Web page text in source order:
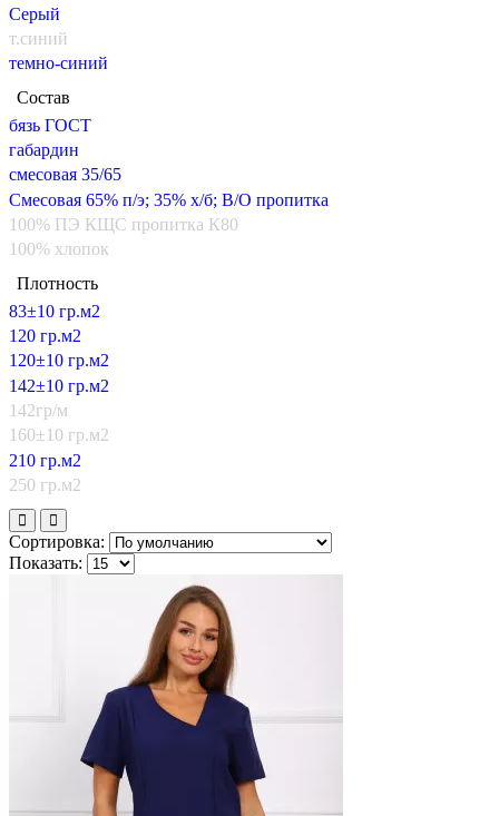
Серый
т.синий
темно-синий
Состав
бязь ГОСТ
габардин
смесовая 35/65
Смесовая 65% п/э; 35% х/б; В/О пропитка
100% ПЭ КЩС пропитка К80
100% хлопок
Плотность
83±10 гр.м2
120 гр.м2
120±10 гр.м2
142±10 гр.м2
142гр/м
160±10 гр.м2
210 гр.м2
250 гр.м2
Сортировка:
Показать: